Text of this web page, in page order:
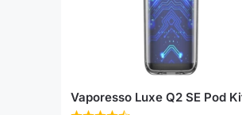
Vaporesso Luxe Q2 SE Pod